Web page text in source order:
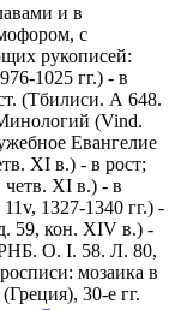
и в
с
рукописей:
1025 гг.) - в
(Тбилиси. А 648.
(Vind.
Евангелие
XI в.) - в рост;
XI в.) - в
1327-1340 гг.) -
59, кон. XIV в.) -
O. I. 58. Л. 80,
мозаика в
30-е гг.